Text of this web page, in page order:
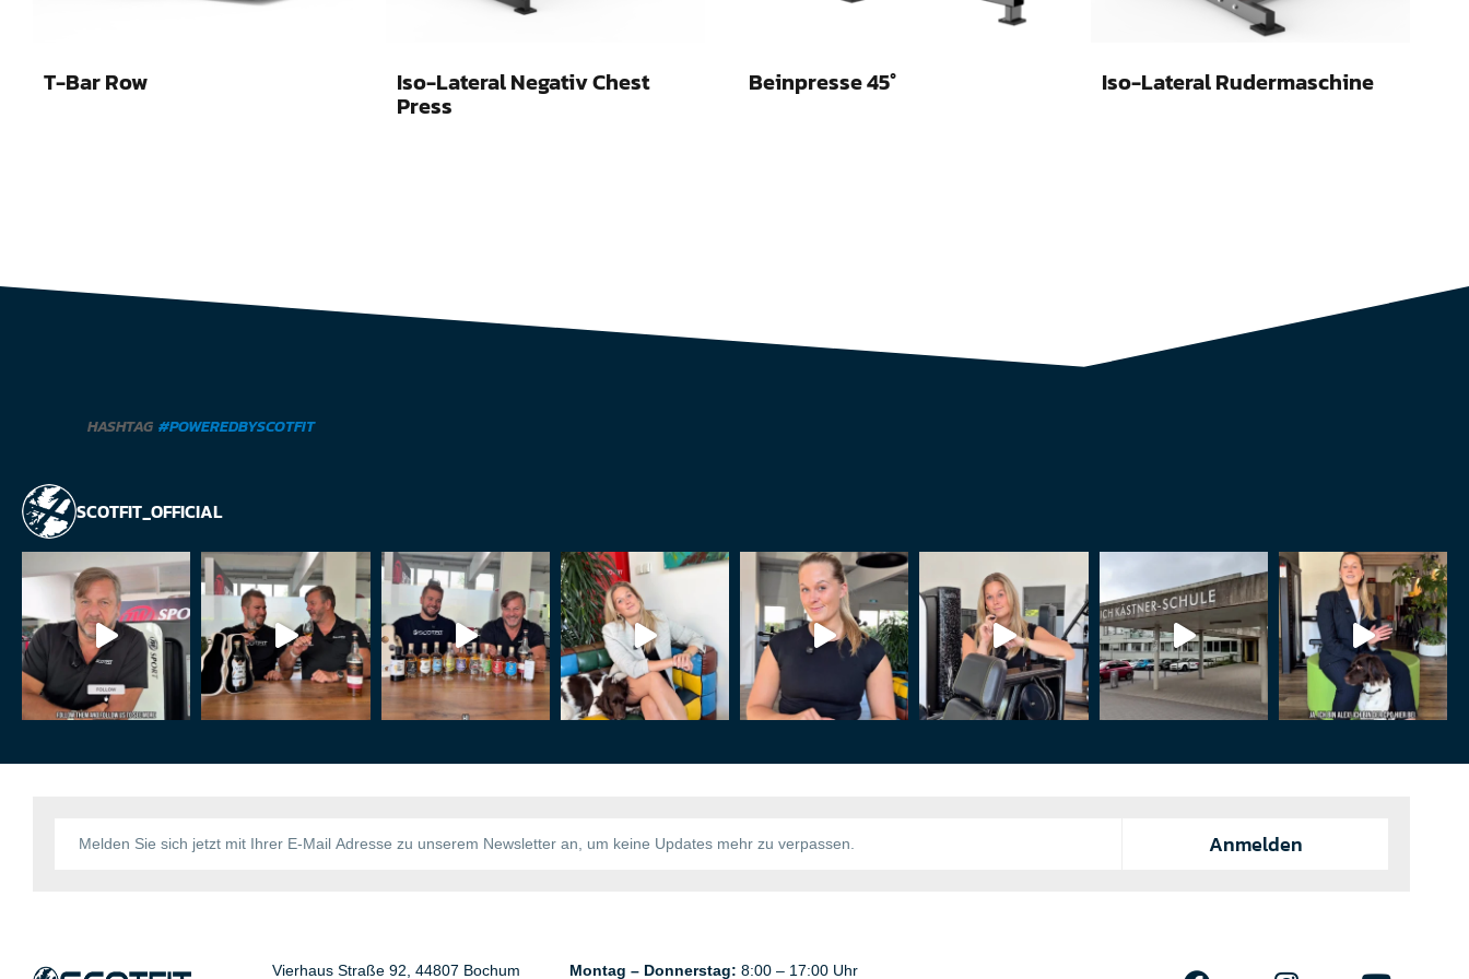
T-Bar Row Iso-Lateral Negativ Chest
Press
Beinpresse 45° Iso-Lateral Rudermaschine
HASHTAG #POWEREDBYSCOTFIT
SCOTFIT_OFFICIAL
Anmelden
Vierhaus Straße 92, 44807 Bochum Montag – Donnerstag: 8:00 – 17:00 Uhr